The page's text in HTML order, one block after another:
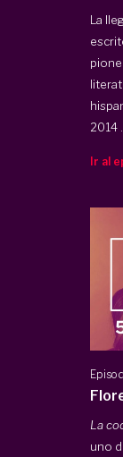
La
2014 ...
Ir al
La
uno